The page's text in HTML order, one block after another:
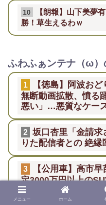
10
【朗報】山下美夢
勝！草生えるわｗ
ふわふぁンテナ（ω）
1
【徳島】阿波お
無断動画拡散、憤る
悪い」…悪質なケー
2 坂口杏里「金請
りた配信者との 絶
3
【公用車】高市
定3000万円以上の
した後部座席でたば
か どんどん延びる乗
メニュー ホーム